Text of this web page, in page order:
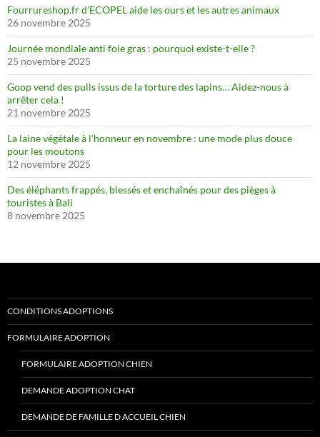
Fourrureshop.fr d’ECOPEL aide les ours et les autres animaux
26 novembre 2025
Journée mondiale anti foie gras : pourquoi existe-t-elle ?
25 novembre 2025
Goop vend des pulls issus de la torture des lapins… Aidez-nous à
arrêter cela !
21 novembre 2025
La laine végétale à l’honneur en novembre : une mode plus douce
pour les moutons
12 novembre 2025
Des éléphants frappés, blessés et enchaînés pour des pièges à
touristes à Bali
8 novembre 2025
CONDITIONS ADOPTIONS
FORMULAIRE ADOPTION
FORMULAIRE ADOPTION CHIEN
DEMANDE ADOPTION CHAT
DEMANDE DE FAMILLE D ACCUEIL CHIEN